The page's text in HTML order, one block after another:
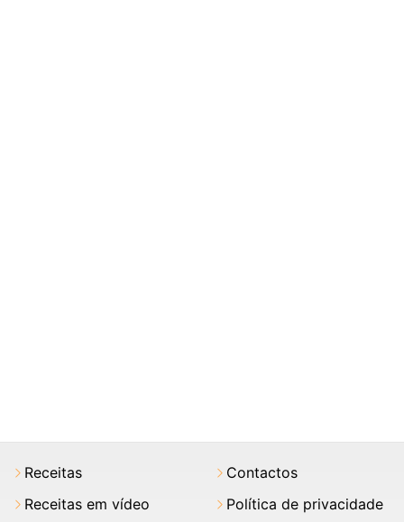
Receitas
Receitas em vídeo
Contactos
Política de privacidade